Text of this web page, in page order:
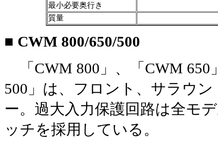
最小必要奥行き
質量
■ CWM 800/650/500
「CWM 800」、「CWM 650
500」は、フロント、サラウ
ー。過大入力保護回路は全モ
ッチを採用している。